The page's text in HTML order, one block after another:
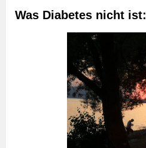
Was Diabetes nicht ist: